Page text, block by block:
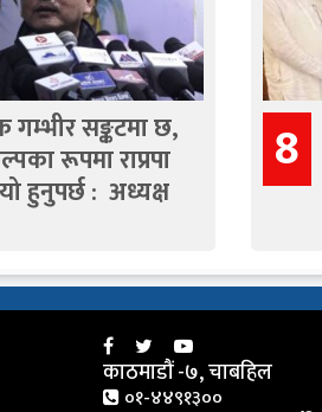
सङ्कटमा छ,
रूपमा राप्रपा
हुनुपर्छ : अध्यक्ष
8
काठमाडौं -७, चाबहिल
०१-४४९१३००